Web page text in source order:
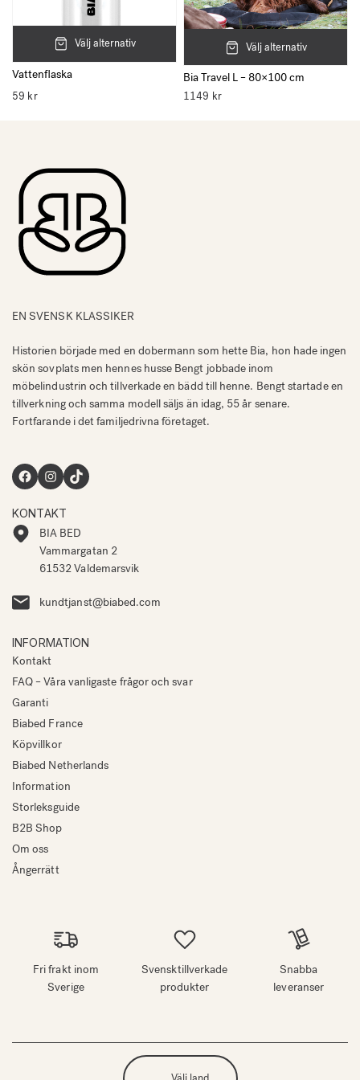
Välj alternativ
Vattenflaska
59 kr
Välj alternativ
Bia Travel L – 80×100 cm
1149 kr
EN SVENSK KLASSIKER
Historien började med en dobermann som hette Bia, hon hade ingen
skön sovplats men hennes husse Bengt jobbade inom
möbelindustrin och tillverkade en bädd till henne. Bengt startade en
tillverkning och samma modell säljs än idag, 55 år senare.
Fortfarande i det familjedrivna företaget.
Facebook Instagram TikTok
KONTAKT
BIA BED
Vammargatan 2
61532 Valdemarsvik
kundtjanst@biabed.com
INFORMATION
Kontakt
FAQ – Våra vanligaste frågor och svar
Garanti
Biabed France
Köpvillkor
Biabed Netherlands
Information
Storleksguide
B2B Shop
Om oss
Ångerrätt
Fri frakt inom
Sverige
Svensktillverkade
produkter
Snabba
leveranser